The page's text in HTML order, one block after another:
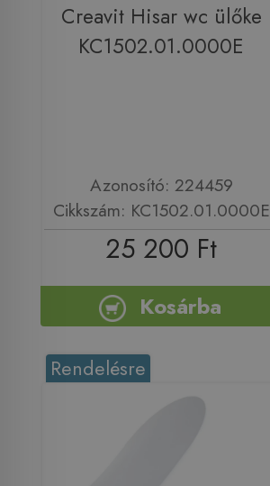
Creavit Hisar wc ülőke
KC1502.01.0000E
Azonosító: 224459
Cikkszám: KC1502.01.0000E
25 200 Ft
Kosárba
Rendelésre